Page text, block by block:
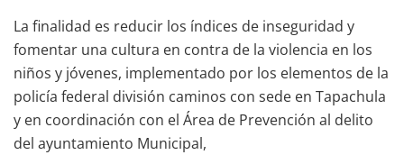
La finalidad es reducir los índices de inseguridad y
fomentar una cultura en contra de la violencia en los
niños y jóvenes, implementado por los elementos de la
policía federal división caminos con sede en Tapachula
y en coordinación con el Área de Prevención al delito
del ayuntamiento Municipal,